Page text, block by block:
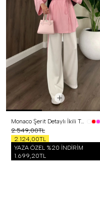
Monaco Şerit Detaylı İkili Takım Pembe
2.549,00TL
2.124,00TL
YAZA ÖZEL %20 İNDİRİM
1.699,20TL